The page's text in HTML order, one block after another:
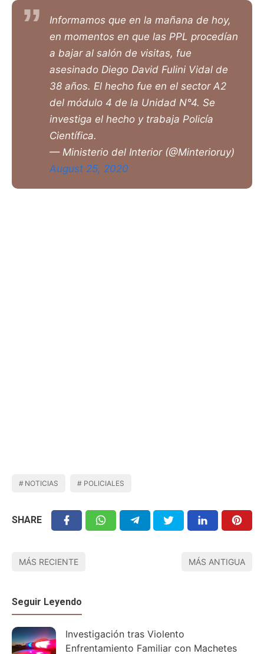
Informamos que en la mañana de hoy,
en momentos en que las PPL procedían
a bajar al salón de visitas, fue
asesinado Diego David Fulini Vidal de
38 años. El hecho fue en el sector A2
del módulo 4 de la Unidad N°4. Se
investiga el hecho y trabaja Policía
Científica.
— Ministerio del Interior (@Minterioruy)
August 25, 2020
NOTICIAS POLICIALES
SHARE
MÁS RECIENTE MÁS ANTIGUA
Seguir Leyendo
Investigación tras Violento
Enfrentamiento Familiar con Machetes